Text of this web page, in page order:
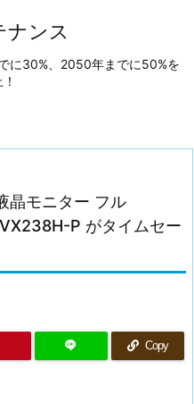
ナンス
に30%、2050年までに50%を
晶モニター フル
P がタイムセー
Copy